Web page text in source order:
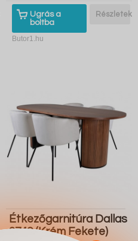
Ugrás a
boltba
Részletek
Butor1.hu
Étkezőgarnitúra Dallas
2749 (Krém Fekete)